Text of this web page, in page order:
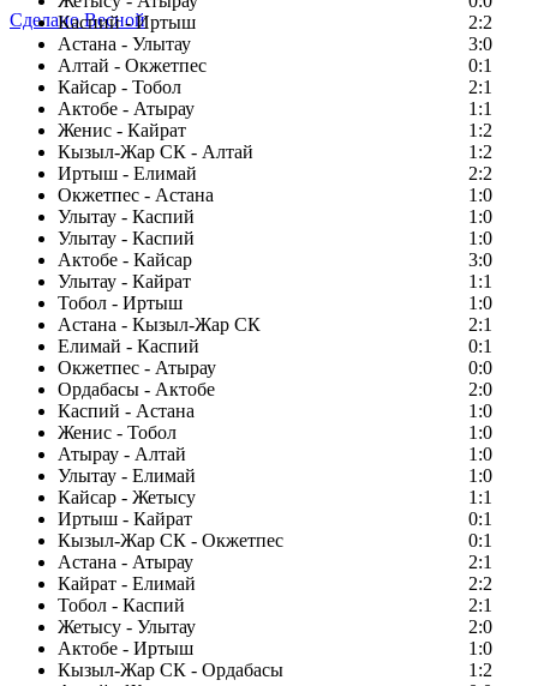
Каспий - Иртыш
2:2
Астана - Улытау
3:0
Алтай - Окжетпес
0:1
Кайсар - Тобол
2:1
Актобе - Атырау
1:1
Женис - Кайрат
1:2
Кызыл-Жар СК - Алтай
1:2
Иртыш - Елимай
2:2
Окжетпес - Астана
1:0
Улытау - Каспий
1:0
Улытау - Каспий
1:0
Актобе - Кайсар
3:0
Улытау - Кайрат
1:1
Тобол - Иртыш
1:0
Астана - Кызыл-Жар СК
2:1
Елимай - Каспий
0:1
Окжетпес - Атырау
0:0
Ордабасы - Актобе
2:0
Каспий - Астана
1:0
Женис - Тобол
1:0
Атырау - Алтай
1:0
Улытау - Елимай
1:0
Кайсар - Жетысу
1:1
Иртыш - Кайрат
0:1
Кызыл-Жар СК - Окжетпес
0:1
Астана - Атырау
2:1
Кайрат - Елимай
2:2
Тобол - Каспий
2:1
Жетысу - Улытау
2:0
Актобе - Иртыш
1:0
Кызыл-Жар СК - Ордабасы
1:2
Сделано Весной